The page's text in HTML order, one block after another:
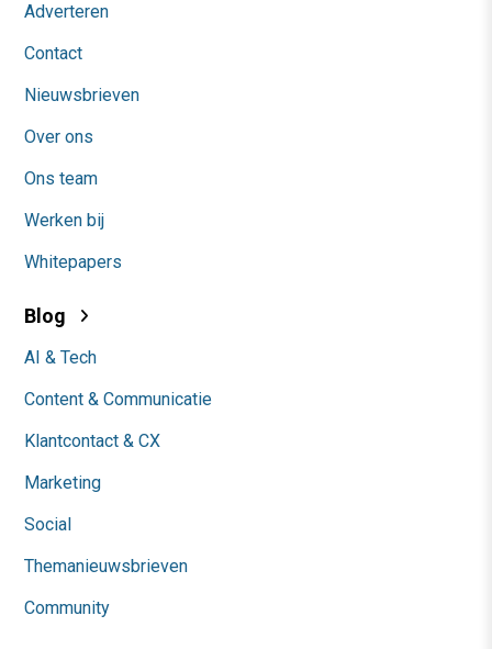
Adverteren
Contact
Nieuwsbrieven
Over ons
Ons team
Werken bij
Whitepapers
Blog
AI & Tech
Content & Communicatie
Klantcontact & CX
Marketing
Social
Themanieuwsbrieven
Community